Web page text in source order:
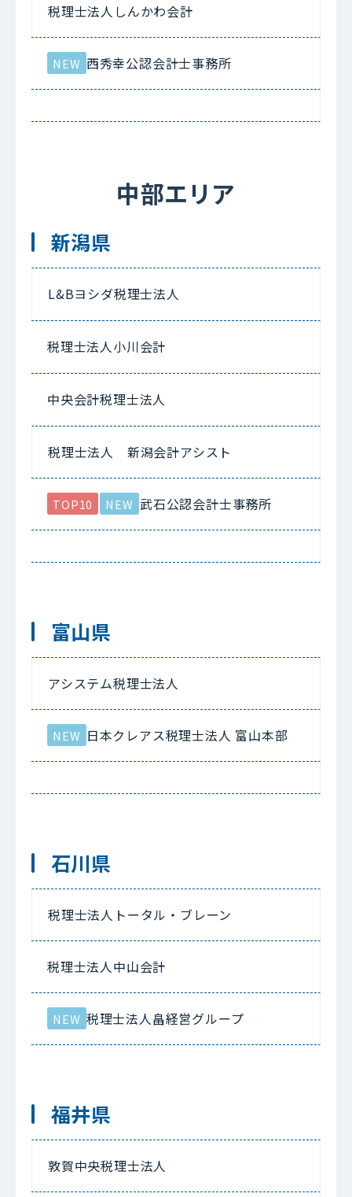
税理士法人しんかわ会計
NEW 西秀幸公認会計士事務所
中部エリア
新潟県
L&Bヨシダ税理士法人
税理士法人小川会計
中央会計税理士法人
税理士法人 新潟会計アシスト
TOP10 NEW 武石公認会計士事務所
富山県
アシステム税理士法人
NEW 日本クレアス税理士法人 富山本部
石川県
税理士法人トータル・ブレーン
税理士法人中山会計
NEW 税理士法人畠経営グループ
福井県
敦賀中央税理士法人